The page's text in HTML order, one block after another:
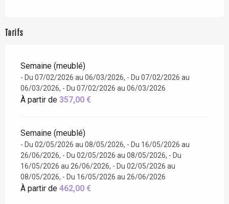
Tarifs
Semaine (meublé)
- Du 07/02/2026 au 06/03/2026, - Du 07/02/2026 au
06/03/2026, - Du 07/02/2026 au 06/03/2026
À partir de 357,00 €
Semaine (meublé)
- Du 02/05/2026 au 08/05/2026, - Du 16/05/2026 au
26/06/2026, - Du 02/05/2026 au 08/05/2026, - Du
16/05/2026 au 26/06/2026, - Du 02/05/2026 au
08/05/2026, - Du 16/05/2026 au 26/06/2026
À partir de 462,00 €